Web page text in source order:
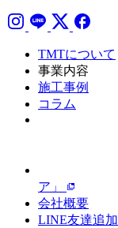
TMTについて
事業内容
施工事例
コラム
ア」
会社概要
LINE友達追加